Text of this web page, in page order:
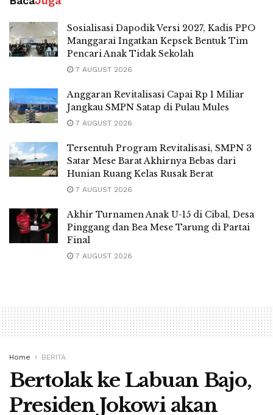
Sosialisasi Dapodik Versi 2027, Kadis PPO
Manggarai Ingatkan Kepsek Bentuk Tim
Pencari Anak Tidak Sekolah
7 AUGUST 2026
Anggaran Revitalisasi Capai Rp 1 Miliar
Jangkau SMPN Satap di Pulau Mules
7 AUGUST 2026
Tersentuh Program Revitalisasi, SMPN 3
Satar Mese Barat Akhirnya Bebas dari
Hunian Ruang Kelas Rusak Berat
7 AUGUST 2026
Akhir Turnamen Anak U-15 di Cibal, Desa
Pinggang dan Bea Mese Tarung di Partai
Final
7 AUGUST 2026
Home BERITA
Bertolak ke Labuan Bajo,
Presiden Jokowi akan